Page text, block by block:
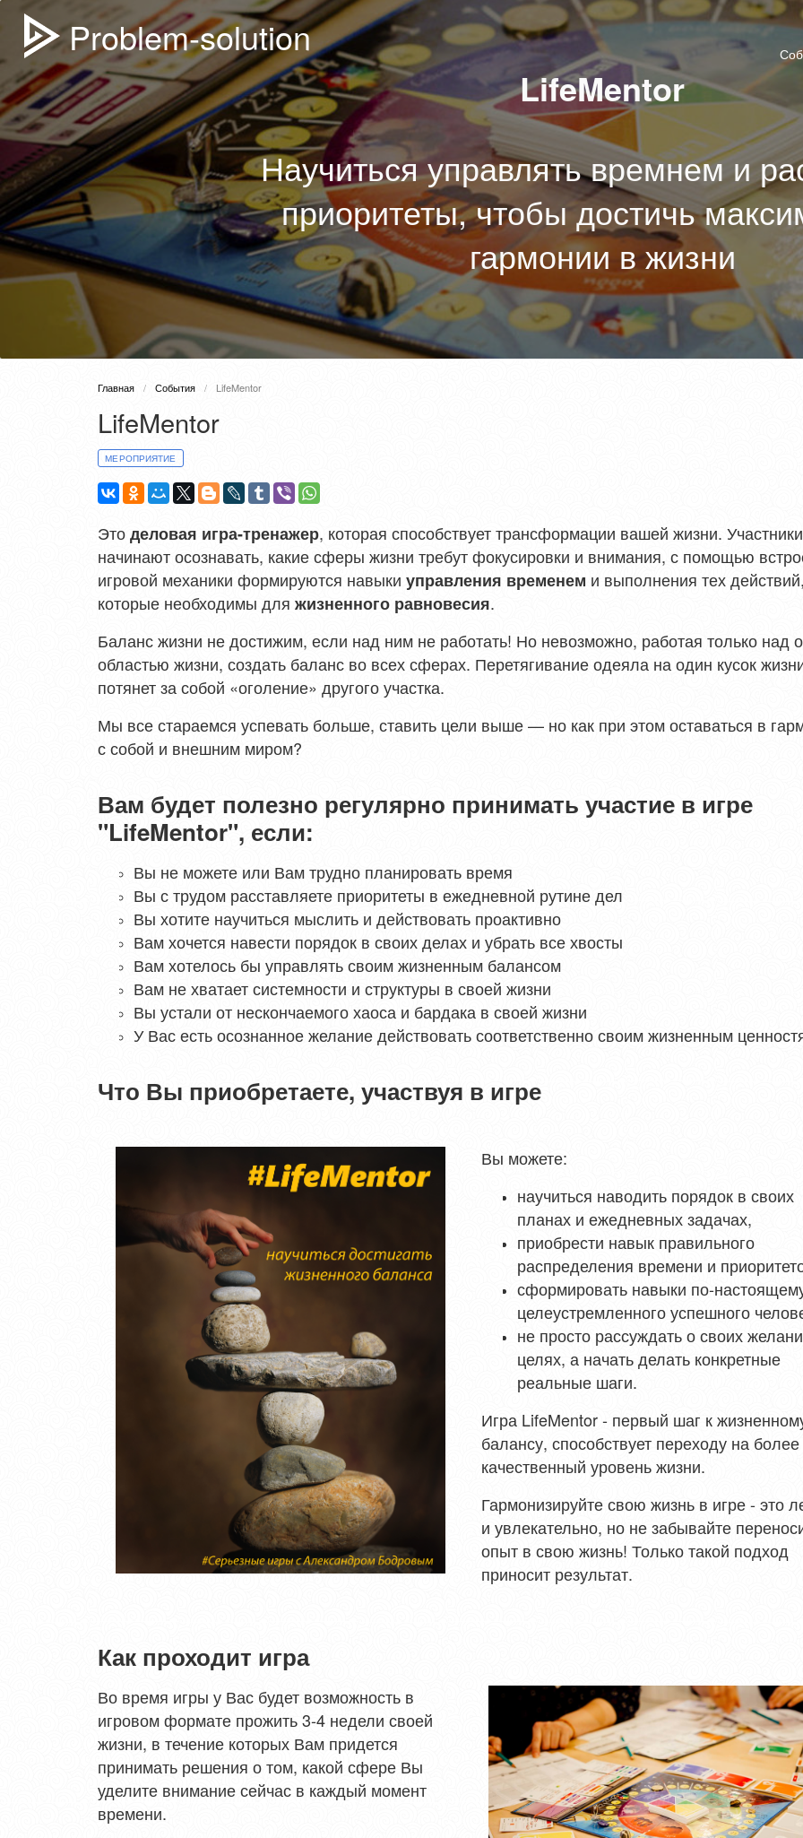
Problem-solution
LifeMentor
Научиться управлять времнем и
приоритеты, чтобы достичь
гармонии в жизни
Главная События LifeMentor
LifeMentor
МЕРОПРИЯТИЕ
Этоделовая игра-тренажер, которая способствует трансформации вашей жизни.
начинают осознавать, какие сферы жизни требут фокусировки и внимания, с помощью
игровой механики формируются навыкиуправления временем и выполнения тех
которые необходимы дляжизненного равновесия.
Баланс жизни не достижим, если над ним не работать! Но невозможно, работая только над
областью жизни, создать баланс во всех сферах. Перетягивание одеяла на один кусок
потянет за собой «оголение» другого участка.
Мы все стараемся успевать больше, ставить цели выше — но как при этом оставаться в
с собой и внешним миром?
Вам будет полезно регулярно принимать участие в игре
"LifeMentor", если:
Вы не можете или Вам трудно планировать время
Вы с трудом расставляете приоритеты в ежедневной рутине дел
Вы хотите научиться мыслить и действовать проактивно
Вам хочется навести порядок в своих делах и убрать все хвосты
Вам хотелось бы управлять своим жизненным балансом
Вам не хватает системности и структуры в своей жизни
Вы устали от нескончаемого хаоса и бардака в своей жизни
У Вас есть осознанное желание действовать соответственно своим жизненным
Что Вы приобретаете, участвуя в игре
Вы можете:
научиться наводить порядок в своих
планах и ежедневных задачах,
приобрести навык правильного
распределения времени и
сформировать навыки по-
целеустремленного успешного
не просто рассуждать о своих
целях, а начать делать конкретные
реальные шаги.
Игра LifeMentor - первый шаг к
балансу, способствует переходу на более
качественный уровень жизни.
Гармонизируйте свою жизнь в игре - это
и увлекательно, но не забывайте
опыт в свою жизнь! Только такой подход
приносит результат.
Как проходит игра
Во время игры у Вас будет возможность в
игровом формате прожить 3-4 недели своей
жизни, в течение которых Вам придется
принимать решения о том, какой сфере Вы
уделите внимание сейчас в каждый момент
времени.